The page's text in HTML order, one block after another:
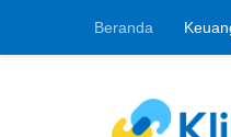
Skip to content
Beranda